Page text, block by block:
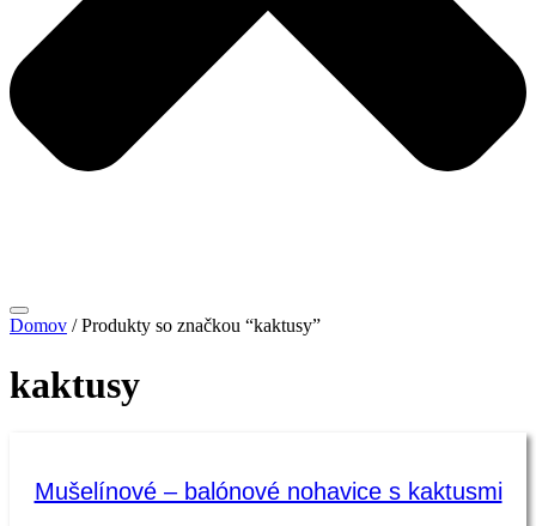
Domov / Produkty so značkou “kaktusy”
kaktusy
Mušelínové – balónové nohavice s kaktusmi